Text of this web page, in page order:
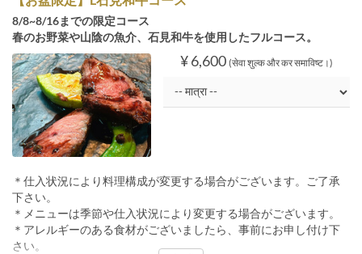
8/8~8/16までの限定コース
春のお野菜や山陰の魚介、石見和牛を使用したフルコース。
¥ 6,600 (सेवा शुल्क और कर समाविष्ट।)
＊仕入状況により料理構成が変更する場合がございます。ご了承
下さい。
＊メニューは季節や仕入状況により変更する場合がございます。
＊アレルギーのある食材がございましたら、事前にお申し付け下
さい。